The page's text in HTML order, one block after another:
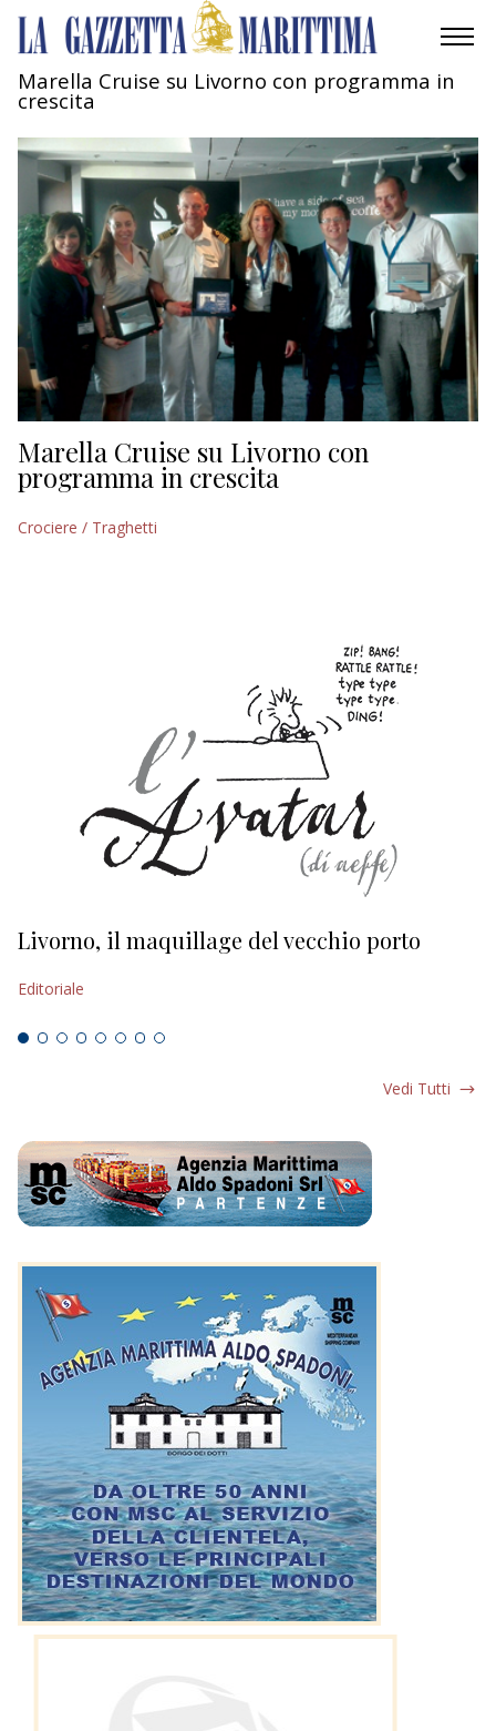
AMBIENTE
MOBILITÀ
INDUSTRIA
RICERCA
ECONOMIA
TURISMO
CULTURA
NAUTICA
EDITORIALI
Marella Cruise su Livorno con programma in
crescita
Marella Cruise su Livorno con
programma in crescita
Crociere / Traghetti
Livorno, il maquillage del vecchio porto
Editoriale
Vedi Tutti